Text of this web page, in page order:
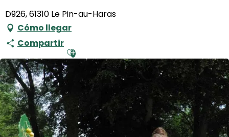
D926, 61310 Le Pin-au-Haras
Cómo llegar
Compartir Ajouter aux favoris